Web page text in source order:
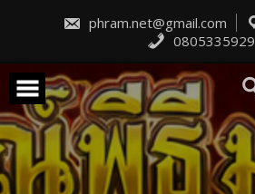
phram.net@gmail.com
0805335929